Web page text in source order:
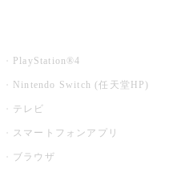
PlayStation®4
Nintendo Switch (任天堂HP)
テレビ
スマートフォンアプリ
ブラウザ